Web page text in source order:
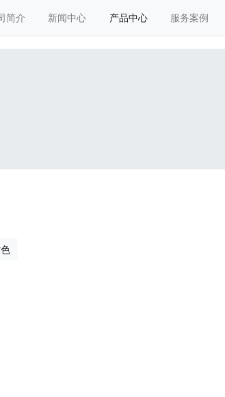
简介 新闻中心 产品中心 服务案例